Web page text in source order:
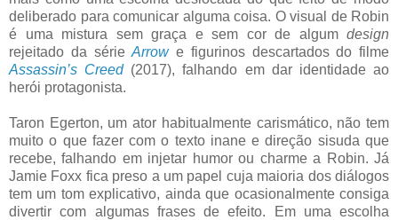
deliberado para comunicar alguma coisa. O visual de Robin
é uma mistura sem graça e sem cor de algum design
rejeitado da sérieArrowe figurinos descartados do filme
Assassin’s Creed(2017), falhando em dar identidade ao
herói protagonista.
Taron Egerton, um ator habitualmente carismático, não tem
muito o que fazer com o texto inane e direção sisuda que
recebe, falhando em injetar humor ou charme a Robin. Já
Jamie Foxx fica preso a um papel cuja maioria dos diálogos
tem um tom explicativo, ainda que ocasionalmente consiga
divertir com algumas frases de efeito. Em uma escolha